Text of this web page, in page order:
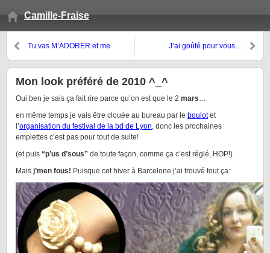
Camille-Fraise
Tu vas M’ADORER et me
J’ai goûté pour vous…
Mon look préféré de 2010 ^_^
Oui ben je sais ça fait rire parce qu’on est que le 2 mars…
en même temps je vais être clouée au bureau par le boulotet
l’organisation du festival de la bd de Lyon, donc les prochaines
emplettes c’est pas pour tout de suite!
(et puis “p’us d’sous” de toute façon, comme ça c’est réglé, HOP!)
Mais j’men fous! Puisque cet hiver à Barcelone j’ai trouvé tout ça: